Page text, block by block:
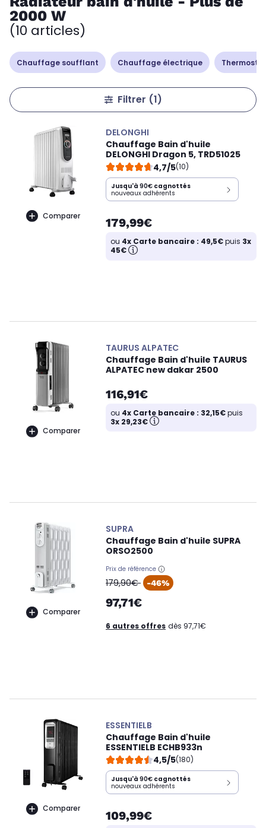
2000 W
(10 articles)
Chauffage soufflant Chauffage électrique
Filtrer (1)
Comparer
DELONGHI
Chauffage Bain d'huile
DELONGHI Dragon 5, TRD51025
4,7/5(10)
Jusqu'à 90€ cagnottés
nouveaux adhérents
179,99€
ou 4x Carte bancaire : 49,5€puis 3x
45€
Comparer
TAURUS ALPATEC
Chauffage Bain d'huile TAURUS
ALPATEC new dakar 2500
116,91€
ou 4x Carte bancaire : 32,15€puis
3x 29,23€
Comparer
SUPRA
Chauffage Bain d'huile SUPRA
ORSO2500
Prix de référence
oldPrice
179,90€ -46%
97,71€
6 autres offres dès 97,71€
Comparer
ESSENTIELB
Chauffage Bain d'huile
ESSENTIELB ECHB933n
4,5/5(180)
Jusqu'à 90€ cagnottés
nouveaux adhérents
109,99€